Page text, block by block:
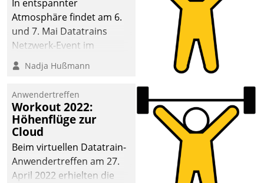
In entspannter
Atmosphäre findet am 6.
und 7. Mai Datatrains
Netzwerk-Event im
Kunden- und Partnerkreis
statt. Zentrale Frage: Wie
Mammutprojekte
meistern und Workloads
wuppen – bei zunehmend
anspruchsvollen
Aufgaben und
abnehmendem
Nadja Hußmann
Anwendertreffen
Workout 2022:
Höhenflüge zur
Cloud
Beim virtuellen Datatrain-
Anwendertreffen am 27.
April 2022 erhielten die